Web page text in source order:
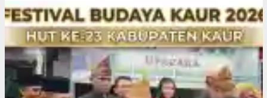
d
a
k
s
i